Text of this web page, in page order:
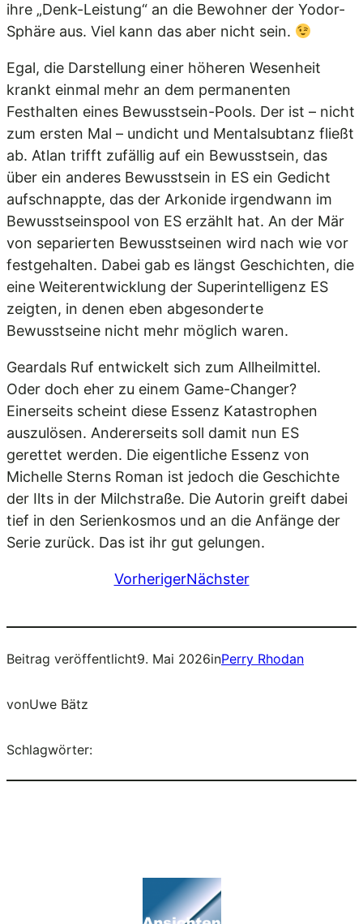
ihre „Denk-Leistung“ an die Bewohner der Yodor-
Sphäre aus. Viel kann das aber nicht sein.
Egal, die Darstellung einer höheren Wesenheit
krankt einmal mehr an dem permanenten
Festhalten eines Bewusstsein-Pools. Der ist – nicht
zum ersten Mal – undicht und Mentalsubtanz fließt
ab. Atlan trifft zufällig auf ein Bewusstsein, das
über ein anderes Bewusstsein in ES ein Gedicht
aufschnappte, das der Arkonide irgendwann im
Bewusstseinspool von ES erzählt hat. An der Mär
von separierten Bewusstseinen wird nach wie vor
festgehalten. Dabei gab es längst Geschichten, die
eine Weiterentwicklung der Superintelligenz ES
zeigten, in denen eben abgesonderte
Bewusstseine nicht mehr möglich waren.
Geardals Ruf entwickelt sich zum Allheilmittel.
Oder doch eher zu einem Game-Changer?
Einerseits scheint diese Essenz Katastrophen
auszulösen. Andererseits soll damit nun ES
gerettet werden. Die eigentliche Essenz von
Michelle Sterns Roman ist jedoch die Geschichte
der Ilts in der Milchstraße. Die Autorin greift dabei
tief in den Serienkosmos und an die Anfänge der
Serie zurück. Das ist ihr gut gelungen.
VorherigerNächster
Beitrag veröffentlicht9. Mai 2026inPerry Rhodan
vonUwe Bätz
Schlagwörter: